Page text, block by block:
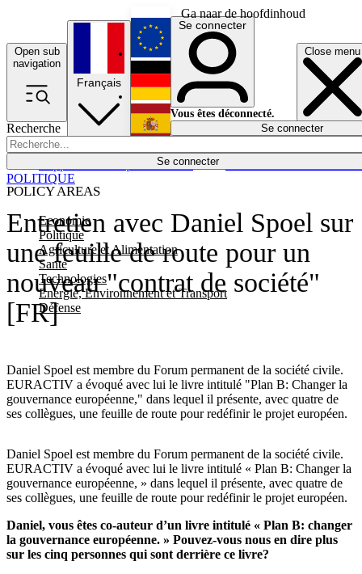
Ga naar de hoofdinhoud
Open sub
navigation
Close menu
Recherche
Se connecter
POLICY AREAS
Economie
Politique
Agriculture et Alimentation
Santé
Technologies
Energie, Environnement et Transport
Défense
Économie
Français
English
Deutsch
Español
Se connecter
Vous êtes déconnecté.
Se connecter
Entretien avec Daniel Spoel sur
une feuille de route pour un
nouveau "contrat de société"
[FR]
Daniel Spoel est membre du Forum permanent de la société civile.
EURACTIV a évoqué avec lui le livre intitulé "Plan B: Changer la
gouvernance européenne," dans lequel il présente, avec quatre de
ses collègues, une feuille de route pour redéfinir le projet européen.
POLITIQUE
Daniel Spoel est membre du Forum permanent de la société civile.
EURACTIV a évoqué avec lui le livre intitulé « Plan B: Changer la
gouvernance européenne, » dans lequel il présente, avec quatre de
ses collègues, une feuille de route pour redéfinir le projet européen.
Daniel, vous êtes co-auteur d’un livre intitulé « Plan B: changer
la gouvernance européenne. » Pouvez-vous nous en dire plus
sur les cinq personnes qui sont derrière ce livre?